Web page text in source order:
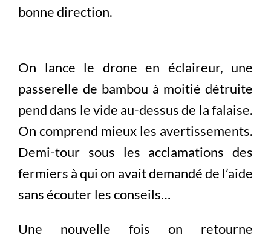
bonne direction.
On lance le drone en éclaireur, une
passerelle de bambou à moitié détruite
pend dans le vide au-dessus de la falaise.
On comprend mieux les avertissements.
Demi-tour sous les acclamations des
fermiers à qui on avait demandé de l’aide
sans écouter les conseils…
Une nouvelle fois on retourne